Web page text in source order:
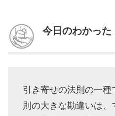
今日のわかった
引き寄せの法則の一
則の大きな勘違いは